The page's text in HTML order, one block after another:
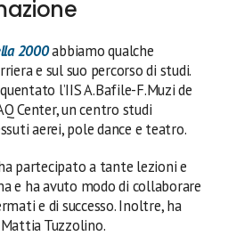
2000abbiamo qualche
e sul suo percorso di studi.
l’IIS A.Bafile-F.Muzi de
Center, un centro studi
aerei, pole dance e teatro.
partecipato a tante lezioni e
e ha avuto modo di collaborare
e di successo. Inoltre, ha
Tuzzolino.